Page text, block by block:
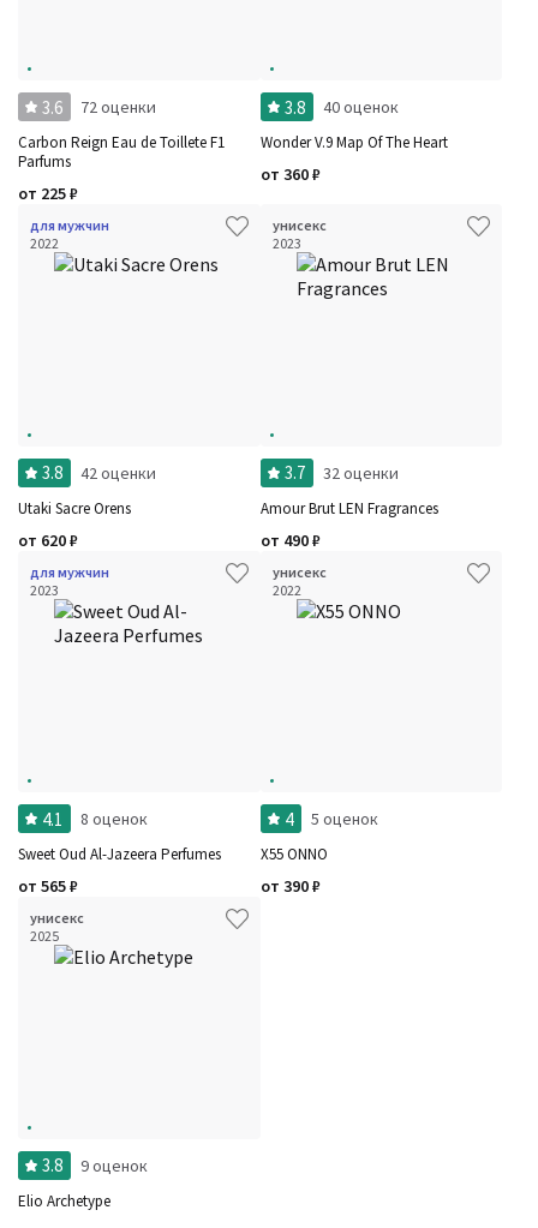
3.6 72 оценки
Carbon Reign Eau de Toillete F1
Parfums
от 225₽
3.8 40 оценок
Wonder V.9 Map Of The Heart
от 360₽
для мужчин
2022
3.8 42 оценки
Utaki Sacre Orens
от 620₽
унисекс
2023
3.7 32 оценки
Amour Brut LEN Fragrances
от 490₽
для мужчин
2023
4.1 8 оценок
Sweet Oud Al-Jazeera Perfumes
от 565₽
унисекс
2022
4 5 оценок
X55 ONNO
от 390₽
унисекс
2025
3.8 9 оценок
Elio Archetype